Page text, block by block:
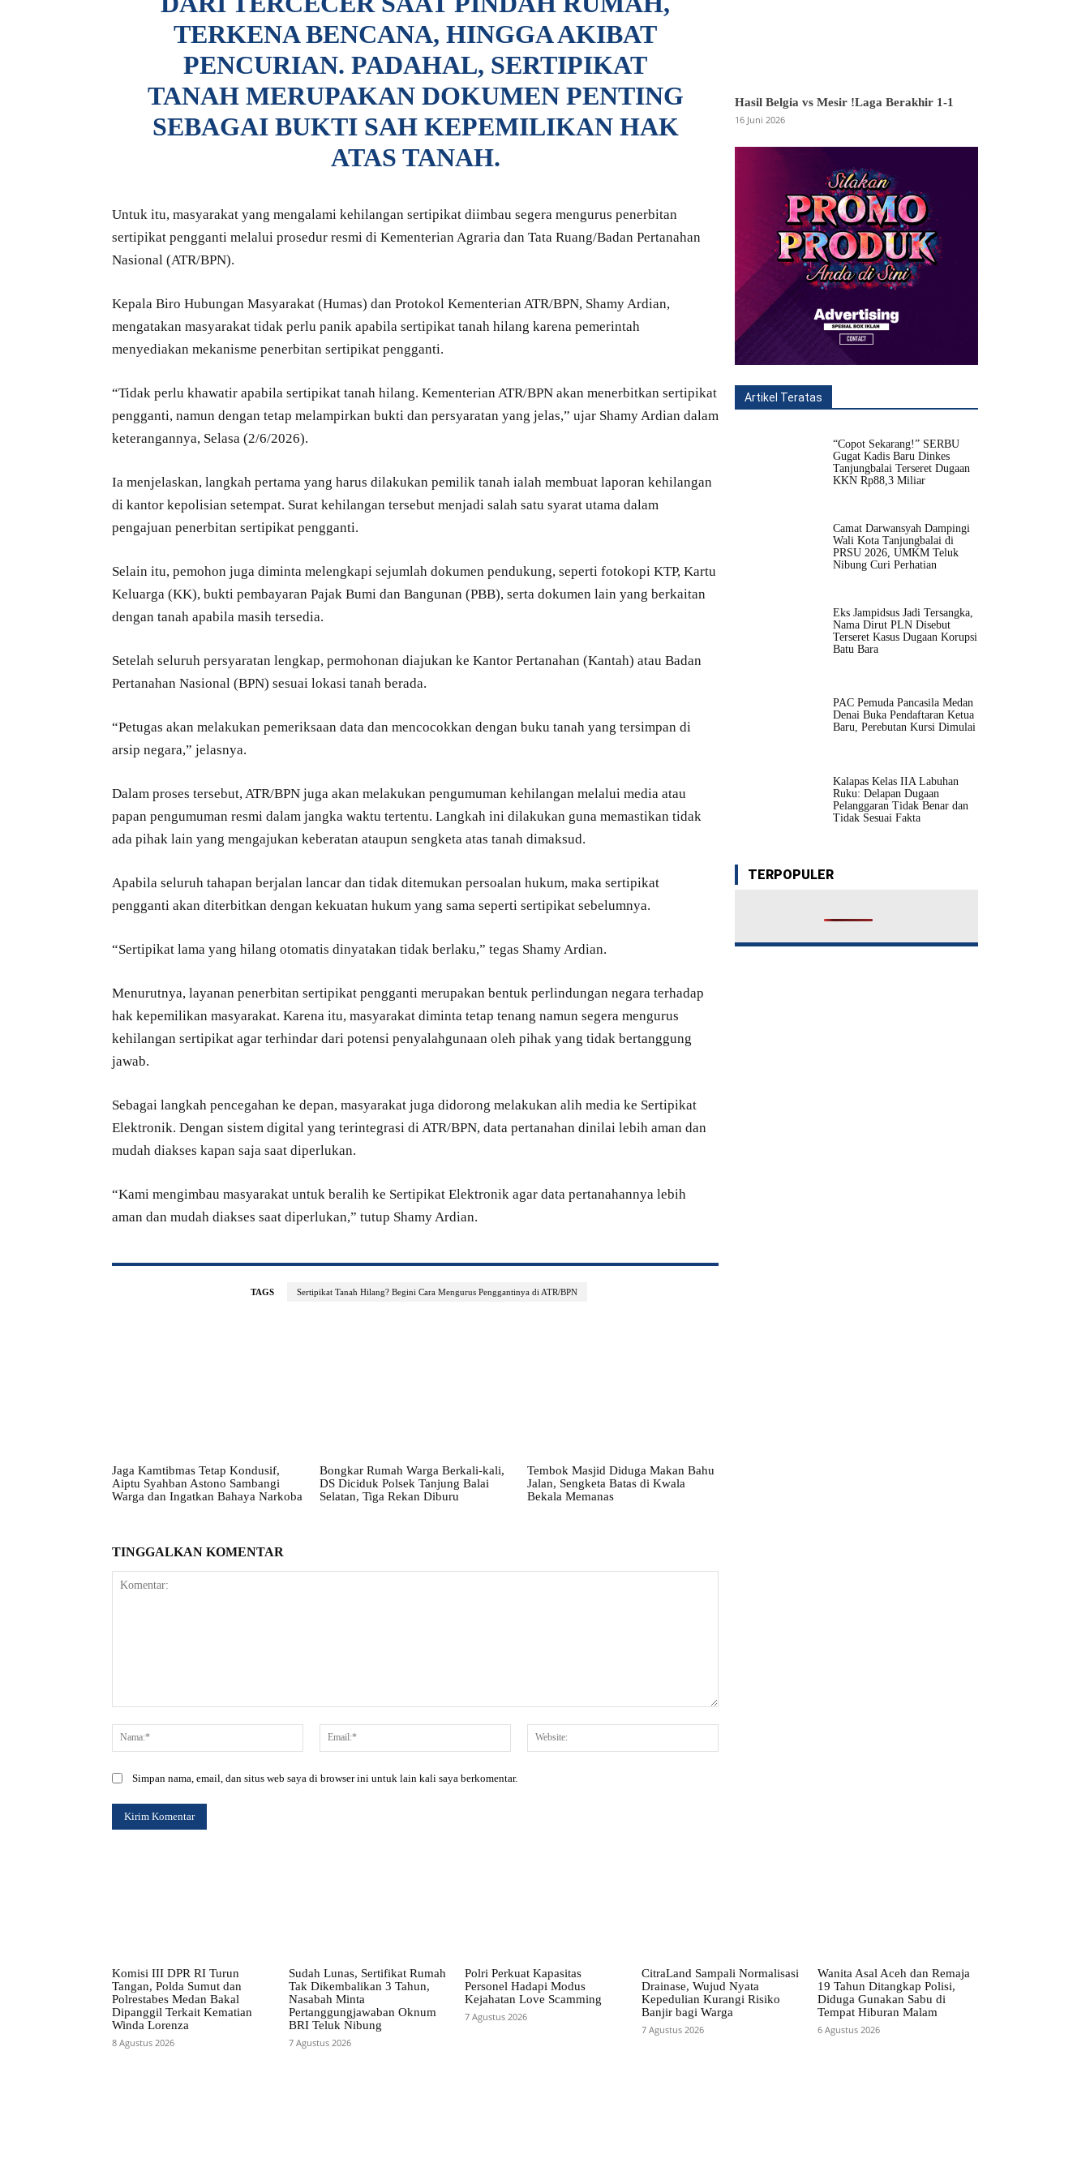
TERKENA BENCANA, HINGGA AKIBAT
PENCURIAN. PADAHAL, SERTIPIKAT
TANAH MERUPAKAN DOKUMEN PENTING
SEBAGAI BUKTI SAH KEPEMILIKAN HAK
ATAS TANAH.
Untuk itu, masyarakat yang mengalami kehilangan sertipikat diimbau segera mengurus penerbitan
sertipikat pengganti melalui prosedur resmi di Kementerian Agraria dan Tata Ruang/Badan Pertanahan
Nasional (ATR/BPN).
Kepala Biro Hubungan Masyarakat (Humas) dan Protokol Kementerian ATR/BPN, Shamy Ardian,
mengatakan masyarakat tidak perlu panik apabila sertipikat tanah hilang karena pemerintah
menyediakan mekanisme penerbitan sertipikat pengganti.
“Tidak perlu khawatir apabila sertipikat tanah hilang. Kementerian ATR/BPN akan menerbitkan sertipikat
pengganti, namun dengan tetap melampirkan bukti dan persyaratan yang jelas,” ujar Shamy Ardian dalam
keterangannya, Selasa (2/6/2026).
Ia menjelaskan, langkah pertama yang harus dilakukan pemilik tanah ialah membuat laporan kehilangan
di kantor kepolisian setempat. Surat kehilangan tersebut menjadi salah satu syarat utama dalam
pengajuan penerbitan sertipikat pengganti.
Selain itu, pemohon juga diminta melengkapi sejumlah dokumen pendukung, seperti fotokopi KTP, Kartu
Keluarga (KK), bukti pembayaran Pajak Bumi dan Bangunan (PBB), serta dokumen lain yang berkaitan
dengan tanah apabila masih tersedia.
Setelah seluruh persyaratan lengkap, permohonan diajukan ke Kantor Pertanahan (Kantah) atau Badan
Pertanahan Nasional (BPN) sesuai lokasi tanah berada.
“Petugas akan melakukan pemeriksaan data dan mencocokkan dengan buku tanah yang tersimpan di
arsip negara,” jelasnya.
Dalam proses tersebut, ATR/BPN juga akan melakukan pengumuman kehilangan melalui media atau
papan pengumuman resmi dalam jangka waktu tertentu. Langkah ini dilakukan guna memastikan tidak
ada pihak lain yang mengajukan keberatan ataupun sengketa atas tanah dimaksud.
Apabila seluruh tahapan berjalan lancar dan tidak ditemukan persoalan hukum, maka sertipikat
pengganti akan diterbitkan dengan kekuatan hukum yang sama seperti sertipikat sebelumnya.
“Sertipikat lama yang hilang otomatis dinyatakan tidak berlaku,” tegas Shamy Ardian.
Menurutnya, layanan penerbitan sertipikat pengganti merupakan bentuk perlindungan negara terhadap
hak kepemilikan masyarakat. Karena itu, masyarakat diminta tetap tenang namun segera mengurus
kehilangan sertipikat agar terhindar dari potensi penyalahgunaan oleh pihak yang tidak bertanggung
jawab.
Sebagai langkah pencegahan ke depan, masyarakat juga didorong melakukan alih media ke Sertipikat
Elektronik. Dengan sistem digital yang terintegrasi di ATR/BPN, data pertanahan dinilai lebih aman dan
mudah diakses kapan saja saat diperlukan.
“Kami mengimbau masyarakat untuk beralih ke Sertipikat Elektronik agar data pertanahannya lebih
aman dan mudah diakses saat diperlukan,” tutup Shamy Ardian.
TAGS Sertipikat Tanah Hilang? Begini Cara Mengurus Penggantinya di ATR/BPN
Jaga Kamtibmas Tetap Kondusif,
Aiptu Syahban Astono Sambangi
Warga dan Ingatkan Bahaya Narkoba
Bongkar Rumah Warga Berkali-kali,
DS Diciduk Polsek Tanjung Balai
Selatan, Tiga Rekan Diburu
Tembok Masjid Diduga Makan Bahu
Jalan, Sengketa Batas di Kwala
Bekala Memanas
TINGGALKAN KOMENTAR
Nama:*
Email:*
Simpan nama, email, dan situs web saya di browser ini untuk lain kali saya berkomentar.
Hasil Belgia vs Mesir !Laga Berakhir 1-1
16 Juni 2026
Artikel Teratas
All Fitur
“Copot Sekarang!” SERBU
Gugat Kadis Baru Dinkes
Tanjungbalai Terseret Dugaan
KKN Rp88,3 Miliar
Camat Darwansyah Dampingi
Wali Kota Tanjungbalai di
PRSU 2026, UMKM Teluk
Nibung Curi Perhatian
Eks Jampidsus Jadi Tersangka,
Nama Dirut PLN Disebut
Terseret Kasus Dugaan Korupsi
Batu Bara
PAC Pemuda Pancasila Medan
Denai Buka Pendaftaran Ketua
Baru, Perebutan Kursi Dimulai
Kalapas Kelas IIA Labuhan
Ruku: Delapan Dugaan
Pelanggaran Tidak Benar dan
Tidak Sesuai Fakta
TERPOPULER
Komisi III DPR RI Turun
Tangan, Polda Sumut dan
Polrestabes Medan Bakal
Dipanggil Terkait Kematian
Winda Lorenza
8 Agustus 2026
Sudah Lunas, Sertifikat Rumah
Tak Dikembalikan 3 Tahun,
Nasabah Minta
Pertanggungjawaban Oknum
BRI Teluk Nibung
7 Agustus 2026
Polri Perkuat Kapasitas
Personel Hadapi Modus
Kejahatan Love Scamming
7 Agustus 2026
CitraLand Sampali Normalisasi
Drainase, Wujud Nyata
Kepedulian Kurangi Risiko
Banjir bagi Warga
7 Agustus 2026
Wanita Asal Aceh dan Remaja
19 Tahun Ditangkap Polisi,
Diduga Gunakan Sabu di
Tempat Hiburan Malam
6 Agustus 2026